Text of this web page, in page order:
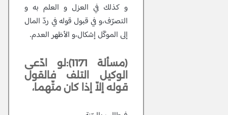
و كذلك في العزل و العلم به و
التصرّف،و في قبول قوله في ردّ المال
إلى الموكّل إشكال،و الأظهر العدم.
(مسألة 1171):لو ادّعى
الوكيل التلف فالقول
قوله إلاّ إذا كان متّهما،